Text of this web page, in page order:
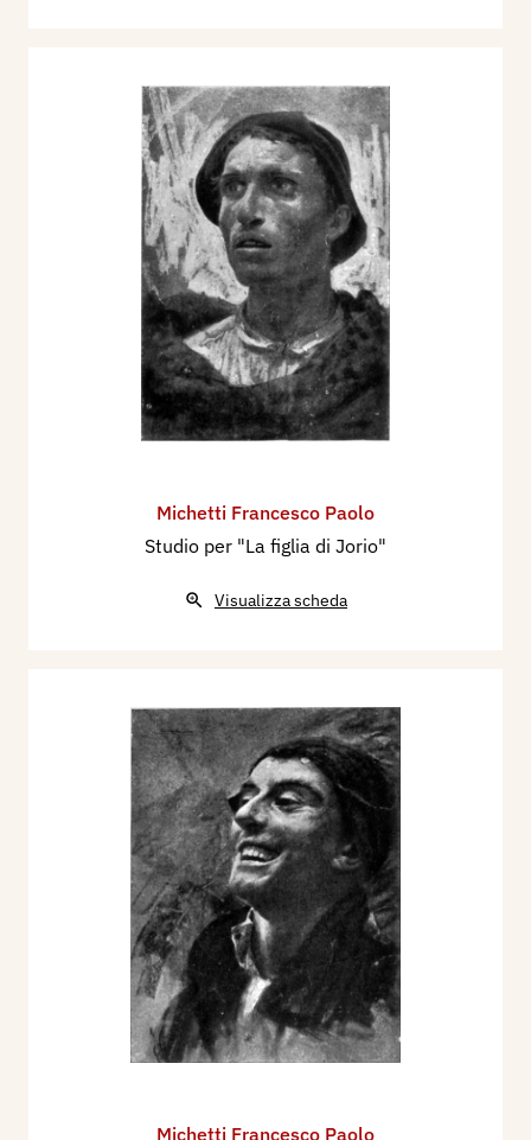
Michetti Francesco Paolo
Studio per "La figlia di Jorio"
Visualizza scheda
Michetti Francesco Paolo